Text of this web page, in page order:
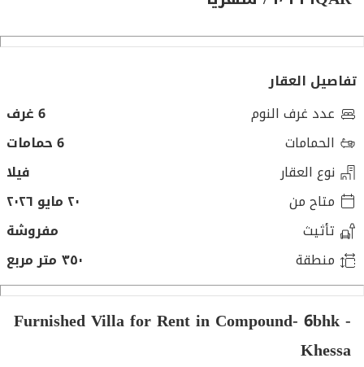
تفاصيل العقار
عدد غرف النوم
6 غرف
الحمامات
6 حمامات
نوع العقار
فيلا
متاح من
٢٠ مايو ٢٠٢٦
تأثيث
مفروشة
منطقة
٣٥٠ متر مربع
Furnished Villa for Rent in Compound- 6bhk -
Khessa